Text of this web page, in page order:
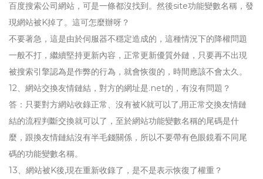
百度搜索公司網站，可是一條都沒找到。然後site功能變數名稱，發
現網站被K掉了。這可怎麼辦呀？
不要著急，這是由於伺服器不穩定造成的，這種情況下的降權問題
一般不打，繼續堅持更新內容，正常更新優質外鏈，只要再不出現
被搜索引擎認為是作弊的行為，就會恢復的，時間應該不會太久。
12、網站交換友情鏈結，對方的網址是.net的，有沒有問題？
答：只要對方網站收錄正常、沒有被K就可以了,用正常交換友情鏈
結的流程判斷交換就可以了，至於網站功能變數名稱的尾碼是什
麼，跟換友情鏈結沒有半毛錢關係，所以不要帶有色眼鏡看不同尾
碼的功能變數名稱。
13、網站被K後,現在重新收錄了，是不是表示恢復了權重？